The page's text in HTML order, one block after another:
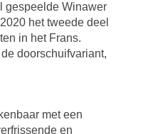
gespeelde Winawer
het tweede deel
in het Frans.
doorschuifvariant,
met een
en